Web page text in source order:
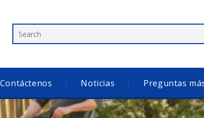
Contáctenos Noticias Preguntas